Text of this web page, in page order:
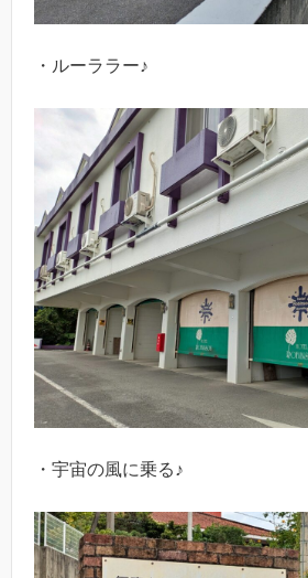
・ルーララー♪
・宇宙の風に乗る♪